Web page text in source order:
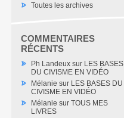
Toutes les archives
COMMENTAIRES
RÉCENTS
Ph Landeuxsur LES BASES
DU CIVISME EN VIDÉO
Mélanie sur LES BASES DU
CIVISME EN VIDÉO
Mélanie sur TOUS MES
LIVRES